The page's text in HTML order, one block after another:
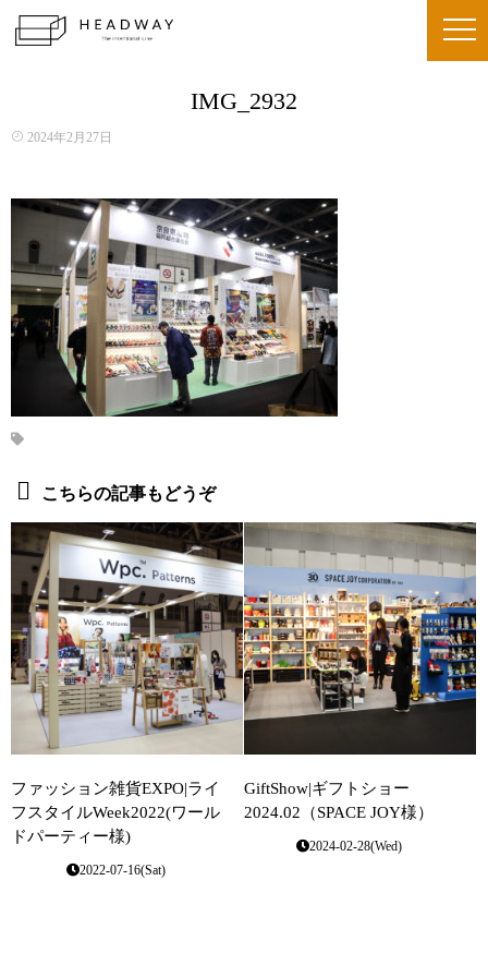
IMG_2932
2024年2月27日
こちらの記事もどうぞ
ファッション雑貨EXPO|ライ
フスタイルWeek2022(ワール
ドパーティー様)
2022-07-16(Sat)
GiftShow|ギフトショー
2024.02（SPACE JOY様）
2024-02-28(Wed)